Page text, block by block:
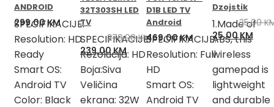
ANDROID
299,00KM
SPECIFIKACIJE:
Resolution: HD
Ready
Smart OS:
Android TV
Color: Black
32T303SH LED
TV
279,00KM
Izvorna
bila
je:
279,00 KM.
239,00KMTrenutna
239,00 KM.
SPECIFIKACIJE:
Rezolucija: HD
Boja:Siva
Veličina
ekrana: 32W
D1B LED TV
Android
469,00KM
SPECIFIKACIJE:
Resolution: Full
HD
Smart OS:
Android TV
Dzojstik
35,00
Izvorna
cijena
bila
je:
35,00 KM.
25,00KM
1.Made of
ABS, this
wireless
gamepad is
lightweight
and durable